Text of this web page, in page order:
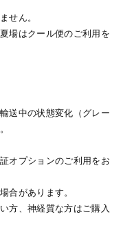
せん。
場はクール便のご利用を
送中の状態変化（グレー
オプションのご利用をお
合があります。
方、神経質な方はご購入